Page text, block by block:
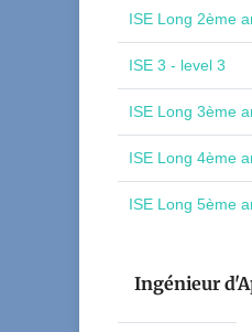
ISE Long 2ème
ISE 3 - level 3
ISE Long 3ème
ISE Long 4ème
ISE Long 5ème
Ingénieur